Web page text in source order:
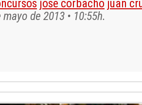
jose corbacho juan
de 2013 • 10:55h.